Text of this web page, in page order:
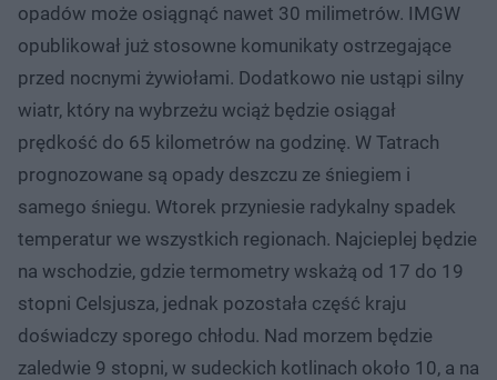
opadów może osiągnąć nawet 30 milimetrów. IMGW
opublikował już stosowne komunikaty ostrzegające
przed nocnymi żywiołami. Dodatkowo nie ustąpi silny
wiatr, który na wybrzeżu wciąż będzie osiągał
prędkość do 65 kilometrów na godzinę. W Tatrach
prognozowane są opady deszczu ze śniegiem i
samego śniegu. Wtorek przyniesie radykalny spadek
temperatur we wszystkich regionach. Najcieplej będzie
na wschodzie, gdzie termometry wskażą od 17 do 19
stopni Celsjusza, jednak pozostała część kraju
doświadczy sporego chłodu. Nad morzem będzie
zaledwie 9 stopni, w sudeckich kotlinach około 10, a na